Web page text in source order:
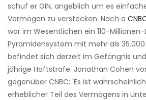
schuf er GIN, angeblich um es
Vermögen zu verstecken. Nach a
war im Wesentlichen ein 110-
Pyramidensystem mit mehr als
befindet sich derzeit im Gefängnis
jährige Haftstrafe. Jonathan Cohen
gegenüber CNBC: 'Es ist
erheblicher Teil des Vermögens in